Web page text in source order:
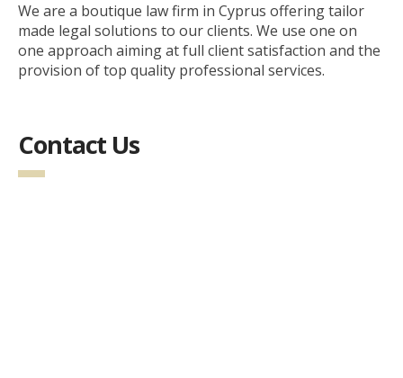
We are a boutique law firm in Cyprus offering tailor
made legal solutions to our clients. We use one on
one approach aiming at full client satisfaction and the
provision of top quality professional services.
Contact Us